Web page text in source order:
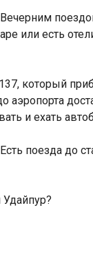
Индийский
или есть
который
и ехать
поезда до